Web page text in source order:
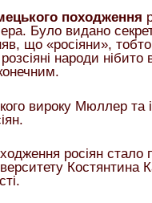
походження
Було видано
що «росіяни»,
народи
вироку Мюллер
росіян
Костянтина